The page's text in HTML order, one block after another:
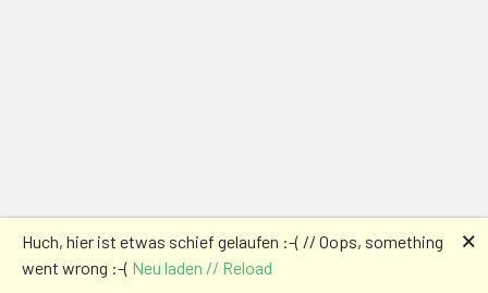
Huch, hier ist etwas schief gelaufen :-( // Oops, something
went wrong :-( Neu laden // Reload
🗙